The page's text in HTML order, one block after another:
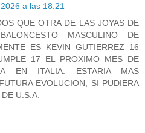
a las 18:21
QUE OTRA DE LAS JOYAS DE
MASCULINO DE
ES KEVIN GUTIERREZ 16
17 EL PROXIMO MES DE
EN ITALIA. ESTARIA MAS
EVOLUCION, SI PUDIERA
U.S.A.